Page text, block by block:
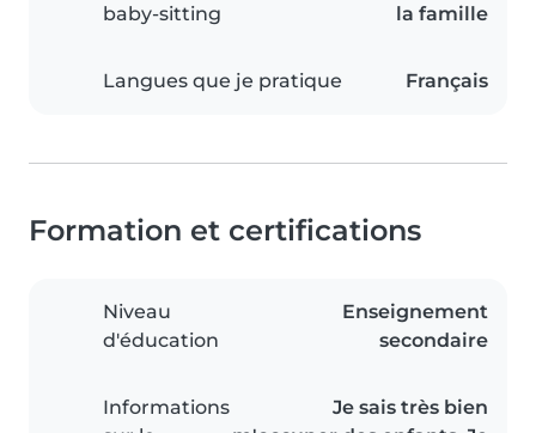
baby-sitting
la famille
Langues que je pratique Français
Formation et certifications
Niveau
d'éducation
Enseignement
secondaire
Informations
Je sais très bien